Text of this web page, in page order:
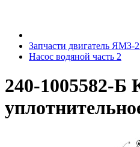
Запчасти двигатель ЯМЗ-
Насос водяной часть 2
240-1005582-Б